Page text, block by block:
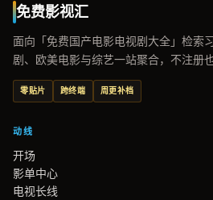
免费影视汇
面向「免费国产电影电视剧大全」检索
剧、欧美电影与综艺一站聚合，不注册也
零贴片 跨终端 周更补档
动线
开场
影单中心
电视长线